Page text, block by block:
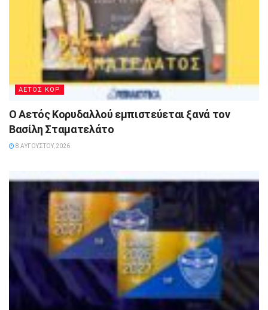
ΑΕΤΟΣ ΚΟΡ
Ο Αετός Κορυδαλλού εμπιστεύεται ξανά τον
Βασίλη Σταματελάτο
8 ΑΥΓΟΎΣΤΟΥ, 2026